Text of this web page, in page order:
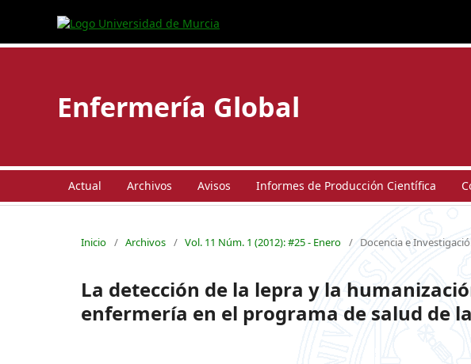
Enfermería Global
Actual Archivos Avisos Informes de Producción Científica
Inicio / Archivos / Vol. 11 Núm. 1 (2012): #25 - Enero / Docencia e
La detección de la lepra y la
enfermería en el programa de salud de